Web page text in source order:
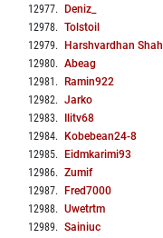
12977. Deniz_
12978. Tolstoil
12979. Harshvardhan Shah
12980. Abeag
12981 . Ramin922
12982. Jarko
12983. Ilitv68
12984. Kobebean24-8
12985. Eidmkarimi93
12986. Zumif
12987. Fred7000
12988. Uwetrtm
12989. Sainiuc